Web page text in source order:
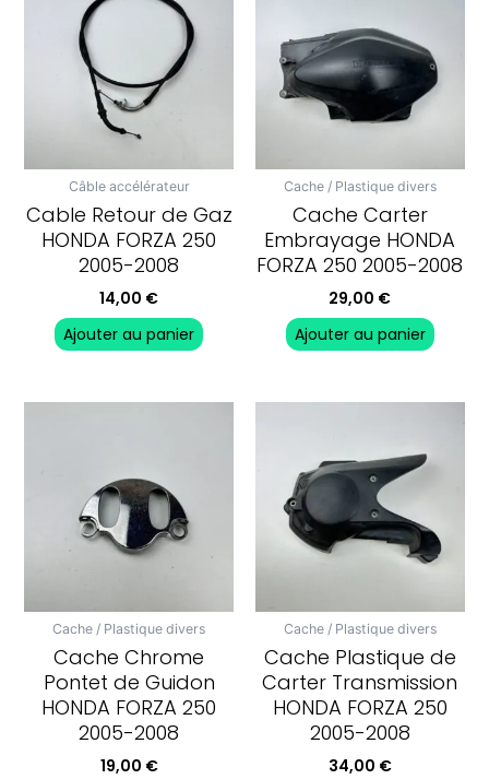
Câble accélérateur
Cable Retour de Gaz
HONDA FORZA 250
2005-2008
14,00 €
Ajouter au panier
Cache / Plastique divers
Cache Carter
Embrayage HONDA
FORZA 250 2005-2008
29,00 €
Ajouter au panier
Cache / Plastique divers
Cache Chrome
Pontet de Guidon
HONDA FORZA 250
2005-2008
19,00 €
Cache / Plastique divers
Cache Plastique de
Carter Transmission
HONDA FORZA 250
2005-2008
34,00 €